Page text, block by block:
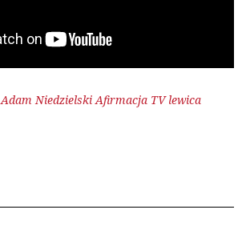
Adam Niedzielski Afirmacja TV lewica